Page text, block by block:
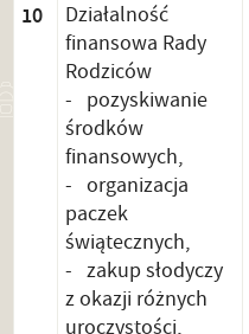
10
Działalność
finansowa Rady
Rodziców
- pozyskiwanie
środków
finansowych,
- organizacja
paczek
świątecznych,
- zakup słodyczy
z okazji różnych
uroczystości,